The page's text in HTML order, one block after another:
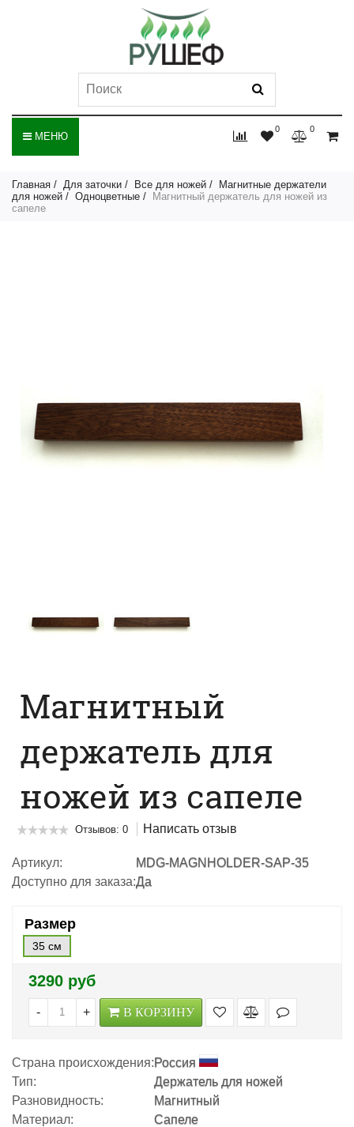
0 0
МЕНЮ
Главная Для заточки Все для ножей
Магнитные держатели
для ножей
Одноцветные
Магнитный держатель для ножей из
сапеле
Магнитный
держатель для
ножей из сапеле
Отзывов: 0 Написать отзыв
Артикул:
MDG-MAGNHOLDER-SAP-35
Доступно для заказа:Да
Размер
35 см
3290 руб
- + В КОРЗИНУ
Страна происхождения: Россия
Тип:
Держатель для ножей
Разновидность:
Магнитный
Материал:
Сапеле